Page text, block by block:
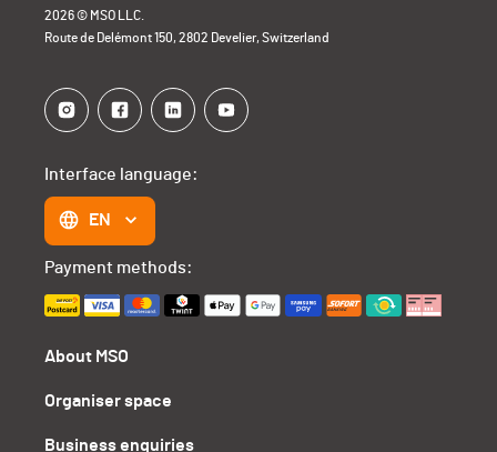
2026 © MSO LLC.
Route de Delémont 150, 2802 Develier, Switzerland
About MSO
Organiser space
Business enquiries
Interface language:
EN
Payment methods: